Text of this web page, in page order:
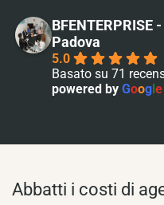
Padova
5.0
Basato su 71
powered by Google
Abbatti i costi di